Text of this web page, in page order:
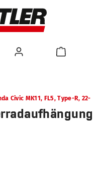
Civic MK11, FL5, Type-R, 22-